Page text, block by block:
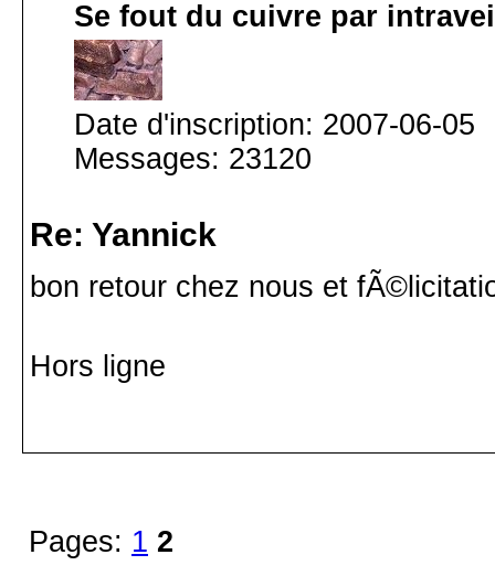
Se fout du cuivre par
Date d'inscription: 2007-06-05
Messages: 23120
Re: Yannick
bon retour chez nous et
Hors ligne
Pages: 1 2